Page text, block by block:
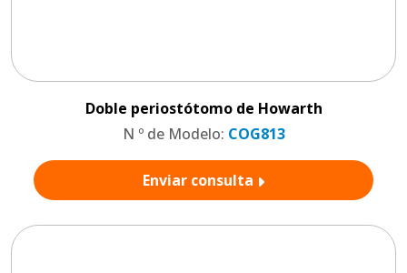
Doble periostótomo de Howarth
N º de Modelo: COG813
Enviar consulta